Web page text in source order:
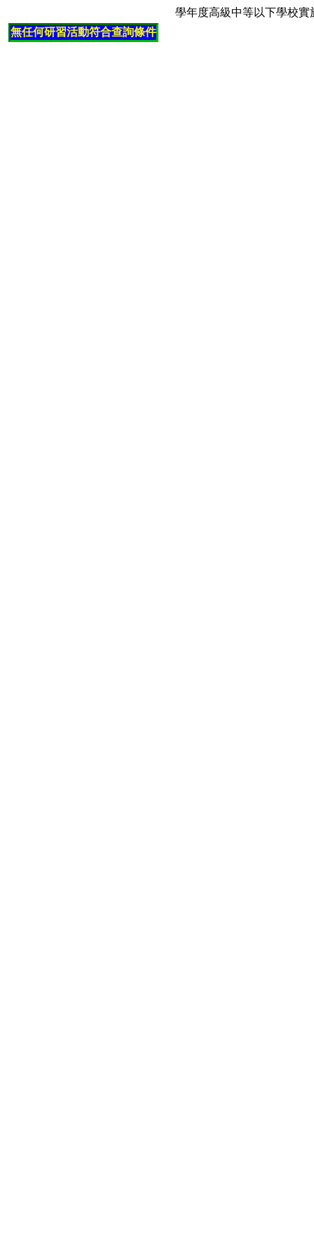
學年度高級中等以下學校
無任何研習活動符合查詢條件